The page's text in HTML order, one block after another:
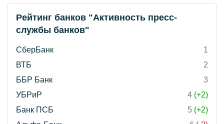
Рейтинг банков "Активность пресс-
службы банков"
СберБанк
1
ВТБ
2
ББР Банк
3
УБРиР
4 (+2)
Банк ПСБ
5 (+2)